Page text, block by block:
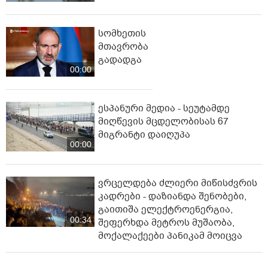
00:00
სომხეთის
მთავრობა
გადადგა
00:00
ესპანური მედია - სეუტამდე
მიღწევის მცდელობისას 67
მიგრანტი დაიღუპა
00:34
ვრცელდება ძლიერი მიწისძვრის
კადრები - დაზიანდა შენობები,
გაითიშა ელექტროენერგია,
შეფერხდა მეტროს მუშაობა,
მოქალაქეები პანიკამ მოიცვა